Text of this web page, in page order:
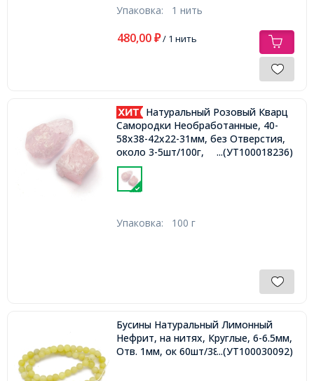
Упаковка: 1 нить
480,00 ₽/ 1 нить
Натуральный Розовый Кварц
Самородки Необработанные, 40-
58x38-42x22-31мм, без Отверстия,
около 3-5шт/100г,
...(УТ100018236)
Упаковка: 100 г
Бусины Натуральный Лимонный
Нефрит, на нитях, Круглые, 6-6.5мм,
Отв. 1мм, ок 60шт/38см/нить,
...(УТ100030092)